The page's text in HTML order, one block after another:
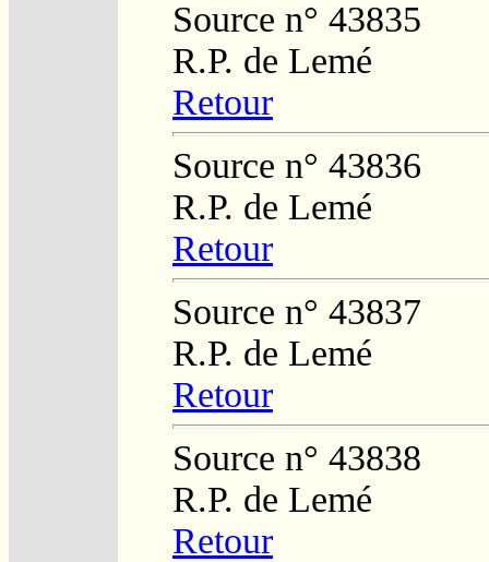
Source n° 43835
R.P. de Lemé
Retour
Source n° 43836
R.P. de Lemé
Retour
Source n° 43837
R.P. de Lemé
Retour
Source n° 43838
R.P. de Lemé
Retour